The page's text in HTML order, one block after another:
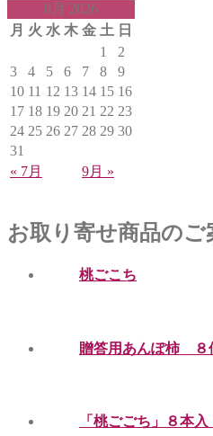
8月 2026
月 火 水 木 金 土 日
1
2
3
4 5 6 7 8
9
10 11 12 13 14 15 16
17 18 19 20 21 22 23
24 25 26 27 28 29 30
31
« 7月
9月 »
お取り寄せ商品のご
桃ごこち
贈答用あんぽ柿 ８
「桃ごごち」８本